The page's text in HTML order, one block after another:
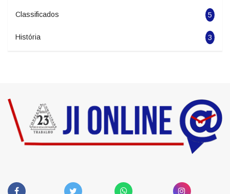
Classificados 5
História 3